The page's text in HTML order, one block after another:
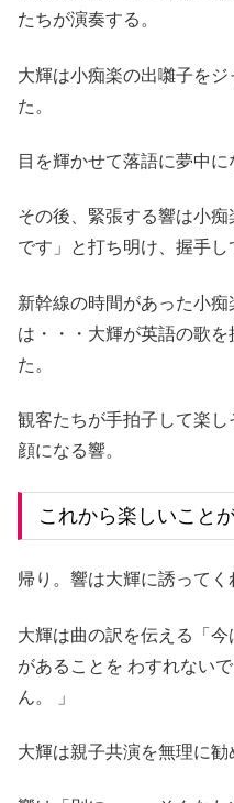
たちが演奏する。
大輝は小痴楽の出囃子を
た。
目を輝かせて落語に夢中に
その後、緊張する響は小
です」と打ち明け、握手し
新幹線の時間があった小
は・・・大輝が英語の歌
た。
観客たちが手拍子して楽
顔になる響。
これから楽しいこと
帰り。響は大輝に誘ってく
大輝は曲の訳を伝える「
があることを わすれない
ん。 」
大輝は親子共演を無理に勧